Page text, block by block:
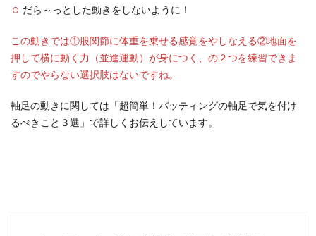
だら～っとした動きをしないように！
この動きでは①股関節に体重を乗せる感覚をやしなえる②地面を
押して横に動く力（並進運動）が身につく、の２つを練習できま
すのでやらない選択肢はないですね。
軸足の動きに関しては「超簡単！バッティングの軸足で気を付け
るべきこと３選」で詳しくお伝えしています。